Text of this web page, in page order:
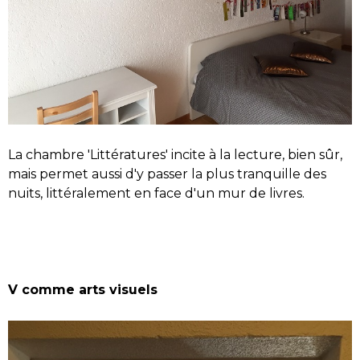
La chambre 'Littératures' incite à la lecture, bien sûr,
mais permet aussi d'y passer la plus tranquille des
nuits, littéralement en face d'un mur de livres.
V comme arts visuels